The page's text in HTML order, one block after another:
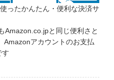
ったかんたん・便利な決済サ
Amazon.co.jpと同じ便利さと
Amazonアカウントのお支払
す